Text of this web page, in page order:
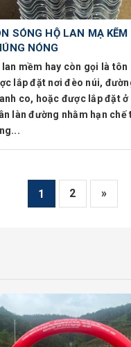
SÓNG HỘ LAN MẠ KẼM
NÓNG
lan mềm hay còn gọi là tôn
lắp đặt nơi đèo núi,
co, hoặc được lắp đặt ở
làn đường nhằm hạn chế
1 2 »